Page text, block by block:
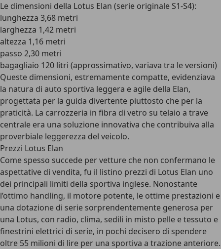
Le dimensioni della Lotus Elan (serie originale S1-S4):
lunghezza 3,68 metri
larghezza 1,42 metri
altezza 1,16 metri
passo 2,30 metri
bagagliaio 120 litri (approssimativo, variava tra le versioni)
Queste dimensioni, estremamente compatte, evidenziava
la natura di auto sportiva leggera e agile della Elan,
progettata per la guida divertente piuttosto che per la
praticità. La carrozzeria in fibra di vetro su telaio a trave
centrale era una soluzione innovativa che contribuiva alla
proverbiale leggerezza del veicolo.
Prezzi Lotus Elan
Come spesso succede per vetture che non confermano le
aspettative di vendita, fu il listino prezzi di Lotus Elan uno
dei principali limiti della sportiva inglese. Nonostante
l’ottimo handling, il motore potente, le ottime prestazioni e
una dotazione di serie sorprendentemente generosa per
una Lotus, con radio, clima, sedili in misto pelle e tessuto e
finestrini elettrici di serie, in pochi decisero di spendere
oltre 55 milioni di lire per una sportiva a trazione anteriore.